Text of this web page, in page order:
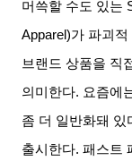
머쓱할 수도 있는
Apparel)가 파괴
브랜드 상품을 직
의미한다. 요즘에
좀 더 일반화돼 있
출시한다.패스트